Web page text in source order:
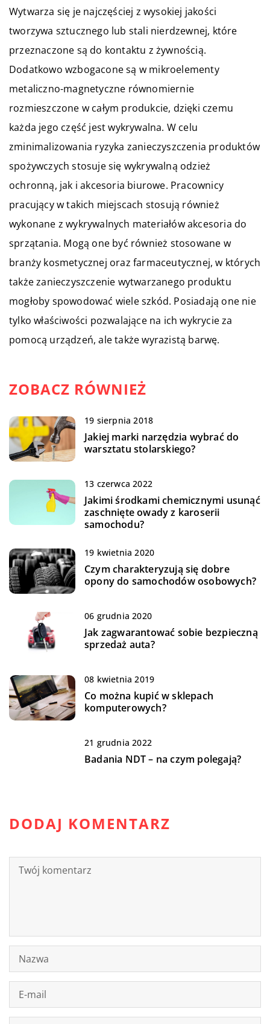
Wytwarza się je najczęściej z wysokiej jakości
tworzywa sztucznego lub stali nierdzewnej, które
przeznaczone są do kontaktu z żywnością.
Dodatkowo wzbogacone są w mikroelementy
metaliczno-magnetyczne równomiernie
rozmieszczone w całym produkcie, dzięki czemu
każda jego część jest wykrywalna. W celu
zminimalizowania ryzyka zanieczyszczenia produktów
spożywczych stosuje się wykrywalną odzież
ochronną, jak i akcesoria biurowe. Pracownicy
pracujący w takich miejscach stosują również
wykonane z wykrywalnych materiałów akcesoria do
sprzątania. Mogą one być również stosowane w
branży kosmetycznej oraz farmaceutycznej, w których
także zanieczyszczenie wytwarzanego produktu
mogłoby spowodować wiele szkód. Posiadają one nie
tylko właściwości pozwalające na ich wykrycie za
pomocą urządzeń, ale także wyrazistą barwę.
ZOBACZ RÓWNIEŻ
19 sierpnia 2018
Jakiej marki narzędzia wybrać do
warsztatu stolarskiego?
13 czerwca 2022
Jakimi środkami chemicznymi usunąć
zaschnięte owady z karoserii
samochodu?
19 kwietnia 2020
Czym charakteryzują się dobre
opony do samochodów osobowych?
06 grudnia 2020
Jak zagwarantować sobie bezpieczną
sprzedaż auta?
08 kwietnia 2019
Co można kupić w sklepach
komputerowych?
21 grudnia 2022
Badania NDT – na czym polegają?
DODAJ KOMENTARZ